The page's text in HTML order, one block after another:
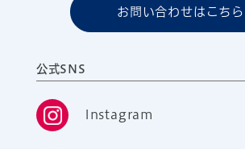
お問い合わせはこちら
公式SNS
Instagram